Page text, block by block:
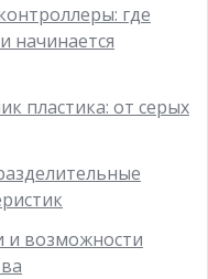
где
начинается
пластика: от серых
и возможности